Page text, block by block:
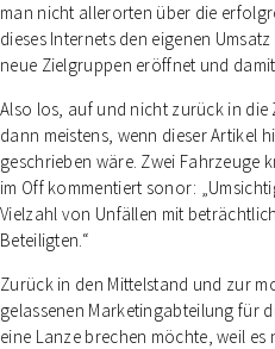
man nicht allerorten über die
dieses Internets den eigenen
neue Zielgruppen eröffnet und
Also los, auf und nicht zurück in die
dann meistens, wenn dieser Artikel
geschrieben wäre. Zwei Fahrzeuge
im Off kommentiert sonor:
Vielzahl von Unfällen mit
Beteiligten.“
Zurück in den Mittelstand und zur
gelassenen Marketingabteilung für
eine Lanze brechen möchte, weil